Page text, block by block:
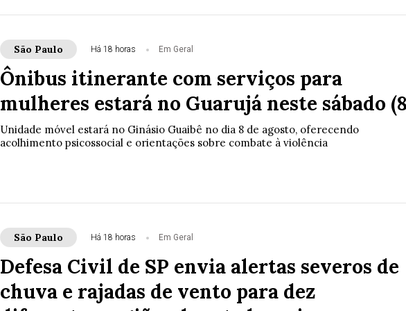
São Paulo Há 18 horas Em Geral
Ônibus itinerante com serviços para
mulheres estará no Guarujá neste sábado
Unidade móvel estará no Ginásio Guaibê no dia 8 de agosto, oferecendo
acolhimento psicossocial e orientações sobre combate à violência
São Paulo Há 18 horas Em Geral
Defesa Civil de SP envia alertas severos de
chuva e rajadas de vento para dez